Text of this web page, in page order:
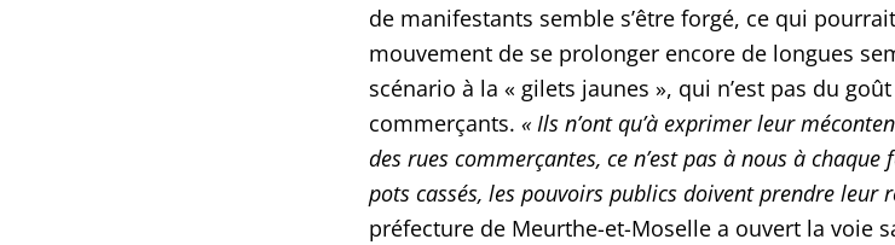
de manifestants semble s’être forgé, ce qui
mouvement de se prolonger encore de longues
scénario à la « gilets jaunes », qui n’est pas du
commerçants. « Ils n’ont qu’à exprimer leur
des rues commerçantes, ce n’est pas à nous à chaque
pots cassés, les pouvoirs publics doivent prendre leur
préfecture de Meurthe-et-Moselle a ouvert la voie